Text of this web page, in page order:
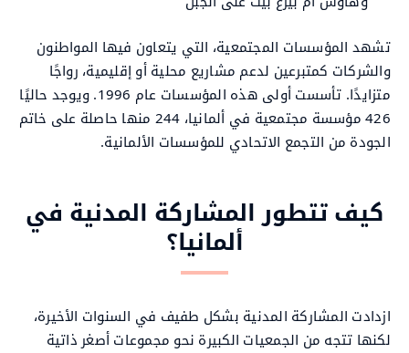
تشهد المؤسسات المجتمعية، التي يتعاون فيها المواطنون
والشركات كمتبرعين لدعم مشاريع محلية أو إقليمية، رواجًا
متزايدًا. تأسست أولى هذه المؤسسات عام 1996. ويوجد حاليًا
426 مؤسسة مجتمعية في ألمانيا، 244 منها حاصلة على خاتم
الجودة من التجمع الاتحادي للمؤسسات الألمانية.
كيف تتطور المشاركة المدنية في
ألمانيا؟
ازدادت المشاركة المدنية بشكل طفيف في السنوات الأخيرة،
لكنها تتجه من الجمعيات الكبيرة نحو مجموعات أصغر ذاتية